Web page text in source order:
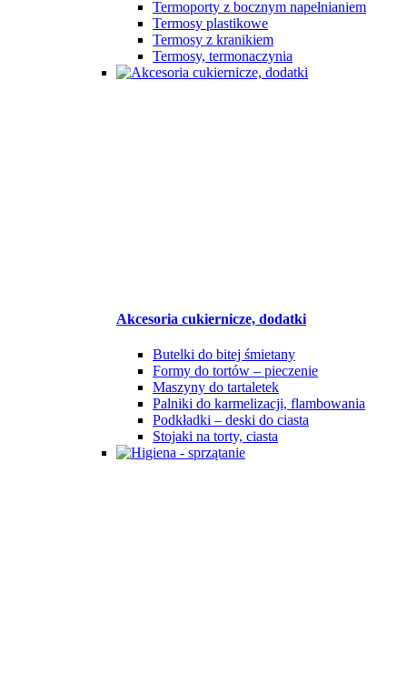
Termoporty z bocznym napełnianiem
Termosy plastikowe
Termosy z kranikiem
Termosy, termonaczynia
Akcesoria cukiernicze, dodatki
Butelki do bitej śmietany
Formy do tortów – pieczenie
Maszyny do tartaletek
Palniki do karmelizacji, flambowania
Podkładki – deski do ciasta
Stojaki na torty, ciasta